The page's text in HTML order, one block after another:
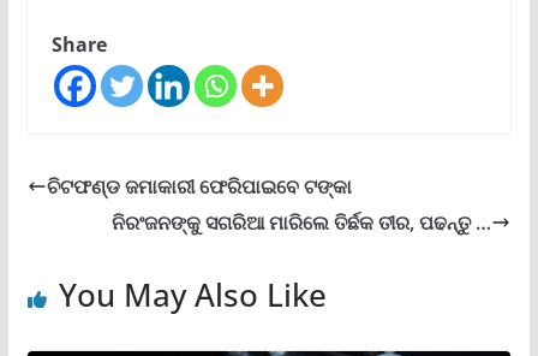
Share
ଚିଟଫଣ୍ଡ ଜମାକାରୀ ଫେରିପାଇବେ ଟଙ୍କା
ନିରଂଜନଙ୍କୁ ସଗରିଆ ମାରିଲେ ତିର୍ଛକ ତୀର, ପଢନ୍ତୁ …
You May Also Like